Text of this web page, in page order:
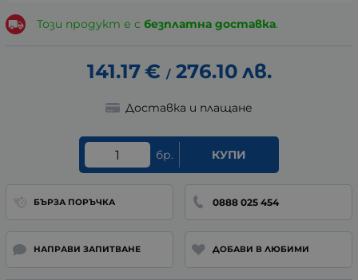
Този продукт е с безплатна доставка.
141.17€ / 276.10 лв.
Доставка и плащане
бр. КУПИ
БЪРЗА ПОРЪЧКА 0888 025 454
НАПРАВИ ЗАПИТВАНЕ ДОБАВИ В ЛЮБИМИ